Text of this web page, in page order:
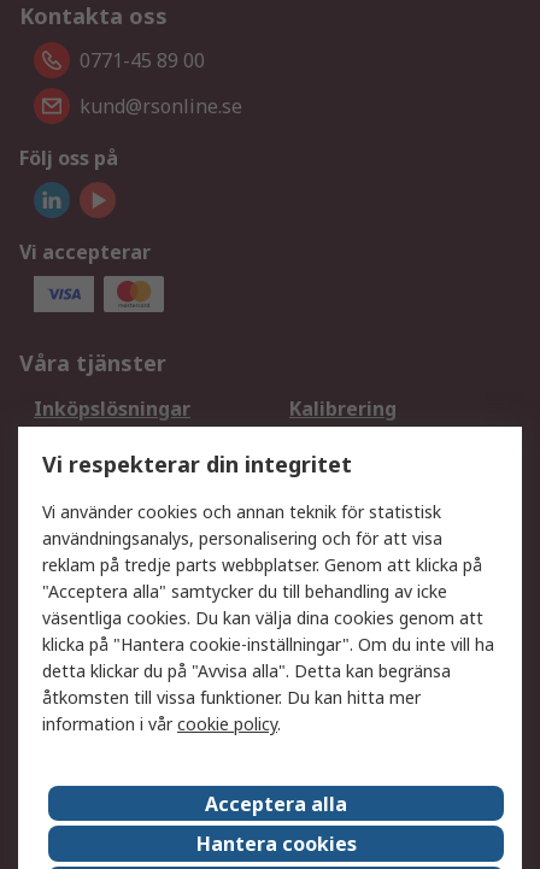
Kontakta oss
0771-45 89 00
kund@rsonline.se
Följ oss på
Vi accepterar
Våra tjänster
Inköpslösningar
Kalibrering
DesignSpark
Teknisk Support
Ditt lokala säljteam
Exportlösningar
Support
Få hjälp
Retur av varor
Leverans
Spåra din order
Begär en fakturakopi
Fördelar med RS-konto
Betalningsalternativ
Om RS
Försäljningsvillkor
Det juridiska
Press Centre
Vi respekterar din integritet
Vi använder cookies och annan teknik för statistisk
användningsanalys, personalisering och för att visa
reklam på tredje parts webbplatser. Genom att klicka på
"Acceptera alla" samtycker du till behandling av icke
väsentliga cookies. Du kan välja dina cookies genom att
klicka på "Hantera cookie-inställningar". Om du inte vill ha
detta klickar du på "Avvisa alla". Detta kan begränsa
åtkomsten till vissa funktioner. Du kan hitta mer
information i vårcookie policy.
Acceptera alla
Hantera cookies